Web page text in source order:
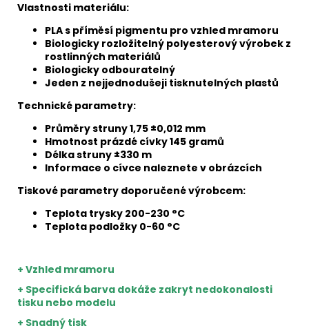
Vlastnosti materiálu:
PLA s příměsí pigmentu pro vzhled mramoru
Biologicky rozložitelný polyesterový výrobek z
rostlinných materiálů
Biologicky odbouratelný
Jeden z nejjednodušeji tisknutelných plastů
Technické parametry:
Průměry struny 1,75 ±0,012 mm
Hmotnost prázdé cívky 145 gramů
Délka struny ±330 m
Informace o cívce naleznete v obrázcích
Tiskové parametry doporučené výrobcem:
Teplota trysky 200-230 °C
Teplota podložky 0-60 °C
+ Vzhled mramoru
+ Specifická barva dokáže zakryt nedokonalosti
tisku nebo modelu
+ Snadný tisk